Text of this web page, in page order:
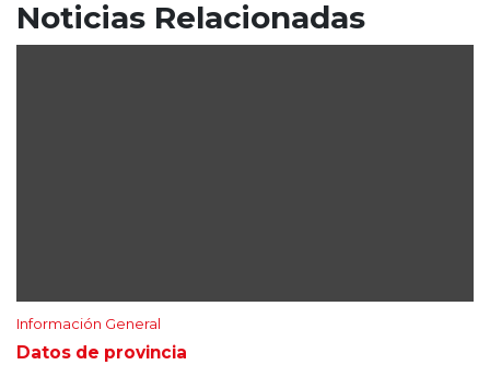
Noticias Relacionadas
Información General
Datos de provincia